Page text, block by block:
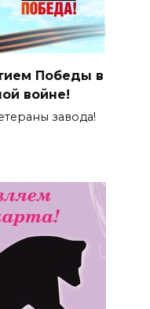
Победы в
войне!
завода!